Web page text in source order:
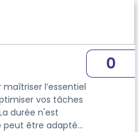
l’essentiel
vos tâches
peut être adaptée
0